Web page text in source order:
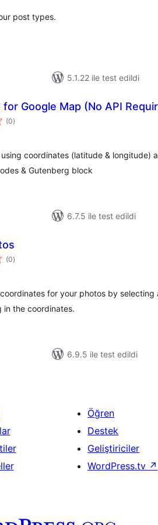
post types.
5.1.22 ile test edildi
Google Map (No API
(0toplam
puan
)
coordinates (latitude & longitude)
& Gutenberg block
6.7.5 ile test edildi
(0toplam
puan
)
for your photos by selecting
in the coordinates.
6.9.5 ile test edildi
Öğren
Destek
Geliştiriciler
WordPress.tv ↗